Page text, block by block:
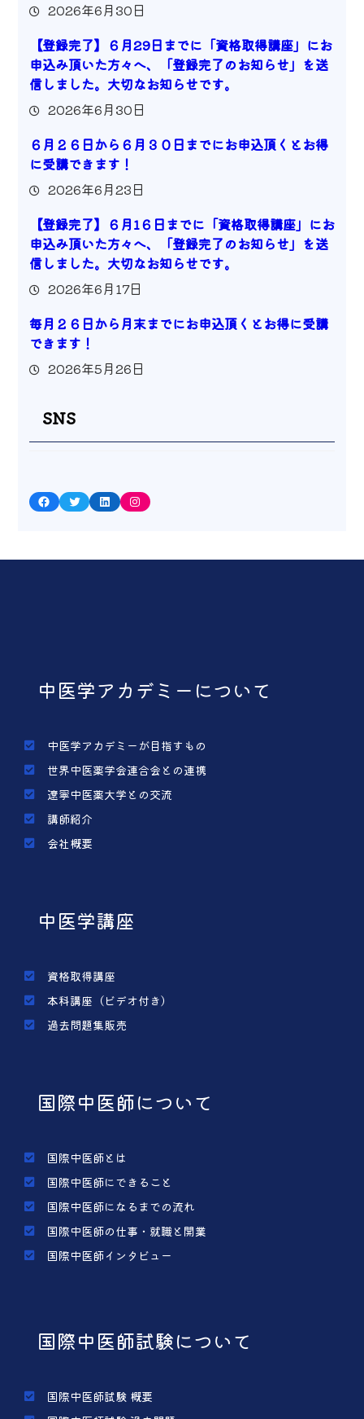
2026年6月30日
【登録完了】６月29日までに「資格取得講座」にお
申込み頂いた方々へ、「登録完了のお知らせ」を送
信しました。大切なお知らせです。
2026年6月30日
６月２６日から６月３０日までにお申込頂くとお得
に受講できます！
2026年6月23日
【登録完了】６月1６日までに「資格取得講座」にお
申込み頂いた方々へ、「登録完了のお知らせ」を送
信しました。大切なお知らせです。
2026年6月17日
毎月２６日から月末までにお申込頂くとお得に受講
できます！
2026年5月26日
SNS
Facebook Twitter LinkedIn Instagram
中医学アカデミーについて
中医学アカデミーが目指すもの
世界中医薬学会連合会との連携
遼寧中医薬大学との交流
講師紹介
会社概要
中医学講座
資格取得講座
本科講座（ビデオ付き）
過去問題集販売
国際中医師について
国際中医師とは
国際中医師にできること
国際中医師になるまでの流れ
国際中医師の仕事・就職と開業
国際中医師インタビュー
国際中医師試験について
国際中医師試験 概要